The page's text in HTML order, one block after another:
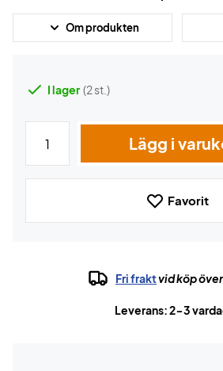
Om produkten
I lager (2 st.)
Lägg i
Favorit
Fri fraktvid köp över
Leverans: 2-3